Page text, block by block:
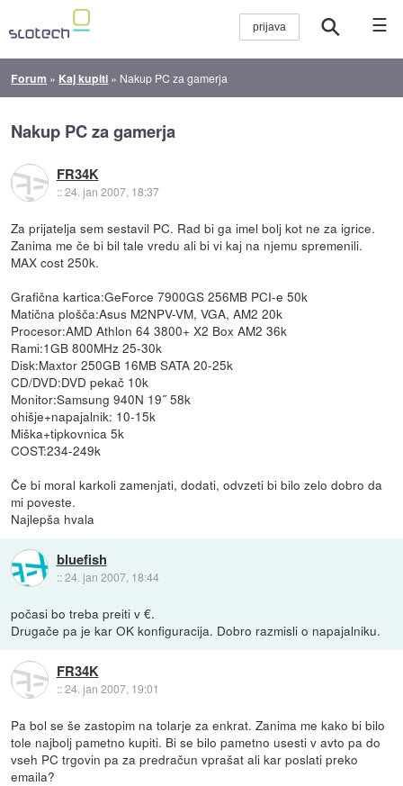
☰
Forum » Kaj kupiti » Nakup PC za gamerja
Nakup PC za gamerja
FR34K
::24. jan 2007, 18:37
Za prijatelja sem sestavil PC. Rad bi ga imel bolj kot ne za igrice.
Zanima me če bi bil tale vredu ali bi vi kaj na njemu spremenili.
MAX cost 250k.
Grafična kartica:GeForce 7900GS 256MB PCI-e 50k
Matična plošča:Asus M2NPV-VM, VGA, AM2 20k
Procesor:AMD Athlon 64 3800+ X2 Box AM2 36k
Rami:1GB 800MHz 25-30k
Disk:Maxtor 250GB 16MB SATA 20-25k
CD/DVD:DVD pekač 10k
Monitor:Samsung 940N 19˝ 58k
ohišje+napajalnik: 10-15k
Miška+tipkovnica 5k
COST:234-249k
Če bi moral karkoli zamenjati, dodati, odvzeti bi bilo zelo dobro da
mi poveste.
Najlepša hvala
bluefish
::24. jan 2007, 18:44
počasi bo treba preiti v €.
Drugače pa je kar OK konfiguracija. Dobro razmisli o napajalniku.
FR34K
::24. jan 2007, 19:01
Pa bol se še zastopim na tolarje za enkrat. Zanima me kako bi bilo
tole najbolj pametno kupiti. Bi se bilo pametno usesti v avto pa do
vseh PC trgovin pa za predračun vprašat ali kar poslati preko
emaila?